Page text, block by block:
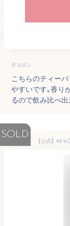
子コロン
こちらのティー
やすいです｡香り
るので飲み比べ出
SOLD